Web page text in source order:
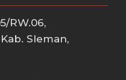
RW.06,
Sleman,